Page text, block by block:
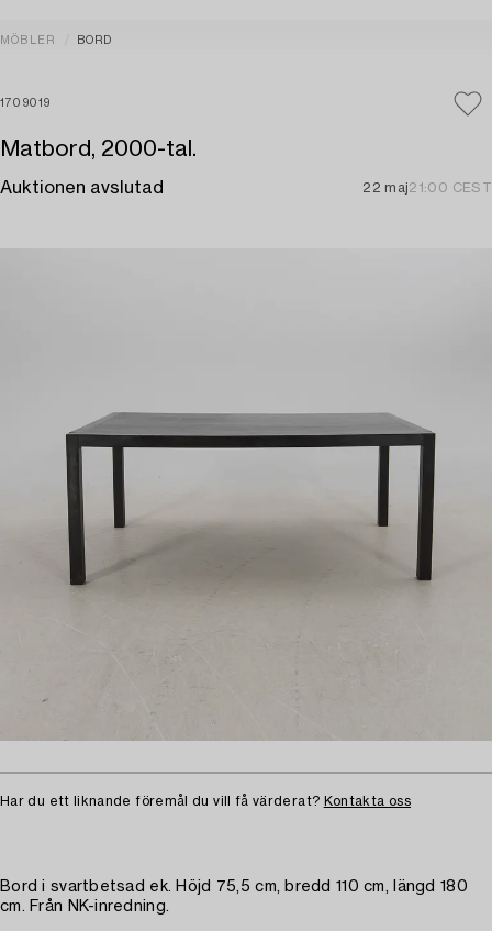
MÖBLER BORD
1709019
Matbord, 2000-tal.
Auktionen avslutad 22 maj21:00 CEST
Har du ett liknande föremål du vill få värderat? Kontakta oss
Bord i svartbetsad ek. Höjd 75,5 cm, bredd 110 cm, längd 180
cm. Från NK-inredning.